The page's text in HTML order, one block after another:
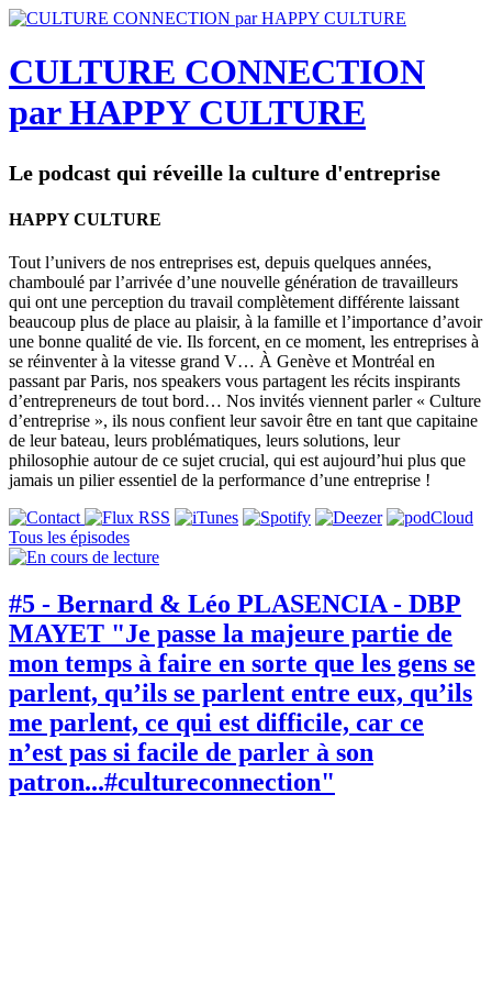
CULTURE CONNECTION
par HAPPY CULTURE
Le podcast qui réveille la culture d'entreprise
HAPPY CULTURE
Tout l’univers de nos entreprises est, depuis quelques années,
chamboulé par l’arrivée d’une nouvelle génération de travailleurs
qui ont une perception du travail complètement différente laissant
beaucoup plus de place au plaisir, à la famille et l’importance d’avoir
une bonne qualité de vie. Ils forcent, en ce moment, les entreprises à
se réinventer à la vitesse grand V… À Genève et Montréal en
passant par Paris, nos speakers vous partagent les récits inspirants
d’entrepreneurs de tout bord… Nos invités viennent parler « Culture
d’entreprise », ils nous confient leur savoir être en tant que capitaine
de leur bateau, leurs problématiques, leurs solutions, leur
philosophie autour de ce sujet crucial, qui est aujourd’hui plus que
jamais un pilier essentiel de la performance d’une entreprise !
Tous les épisodes
#5 - Bernard & Léo PLASENCIA - DBP
MAYET "Je passe la majeure partie de
mon temps à faire en sorte que les gens se
parlent, qu’ils se parlent entre eux, qu’ils
me parlent, ce qui est difficile, car ce
n’est pas si facile de parler à son
patron...#cultureconnection"